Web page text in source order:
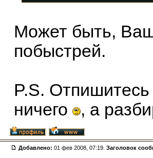
Может быть,
побыстрей.
P.S. Отпишитесь
ничего
, а
Добавлено: 01 фев 2008, 07:19. Заголовок